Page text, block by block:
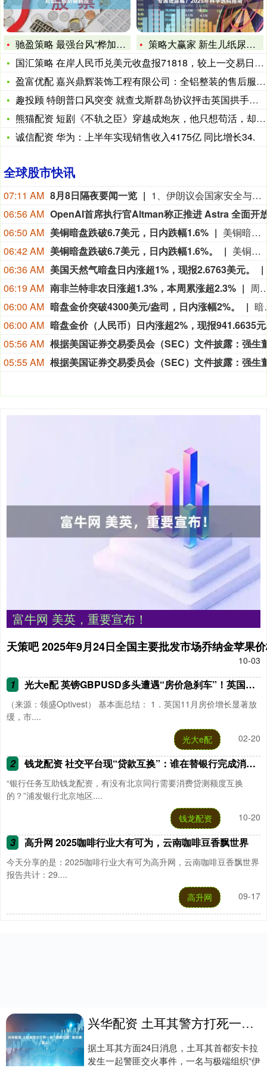
驰盈策略 最强台风“桦加沙” 袭来！交通运输部启动二级防御响
策略大赢家 新生儿纸尿裤推荐：为什么新生儿需要专属纸尿裤？2
国汇策略 在岸人民币兑美元收盘报71818，较上一交易日上涨
盈富优配 嘉兴鼎辉装饰工程有限公司：全铝整装的售后服务与保障
趣投顾 特朗普口风突变 就查戈斯群岛协议抨击英国拱手让出土地
熊猫配资 短剧《不轨之臣》穿越成炮灰，他只想苟活，却总有大能
诚信配资 华为：上半年实现销售收入4175亿 同比增长34.
全球股市快讯
07:11 AM 8月8日隔夜要闻一览
1、伊朗议会国家安全与外交政策委员会发言人哈桑·卡什卡维表示，伊朗与阿曼已明确霍尔木兹海峡航运相关的谅解备忘录的总体框架，最终文本及具体细节将于近期对外公布。 2、当地时间7日，伊朗总统佩泽希齐扬在就职两周年之际发表讲话，就地区局势、外交谈判及国内政治等多个问题阐述立场。谈及近期伊美停火谅解备忘录，他透露伊朗未在谈判中作出任何让步。 3、美国官员表示，阿曼与伊朗在霍尔木兹海峡问题上已取得进展，预计很快将达成协议。一旦宣布达成恢复不受阻碍的商业航运的协议，美国将解除对伊朗港口的封锁。美国的行动将继续视实际表现而定，并与伊朗履行承诺的情况挂钩。 4、当地时间8月7日，美国总统特朗普在社交平台“真实社交”发文称，将立即就联邦上诉法院阻止白宫宴会厅项目的裁决向美国最高法院提出上诉，并称该裁决“出于政治动机且违法”。 5、美国利率期货市场对美联储9月加息的预期概率有所下降。定价显示预计到12月加息幅度仅为28个基点，低于非农就业数据公布前的32个基点。 6、美联储主席凯文·沃什上任后首个完整月份的日程显示，他曾与议员、白宫官员和私营部门经济学家通话或会谈，但没有显示与美国总统唐纳德·特朗普有任何通话或会谈。 7、SpaceX宣布将联合特斯拉在美国得州启动Terafab AI芯片超级工厂项目，初期投资168亿美元，未来扩建完成后总投资预计增至1190亿美元。 8、特朗普在最高法院遭遇挫折后，仍继续推进解雇美联储理事丽莎·库克的尝试。 9、OpenAI表示，不能排除其即将推出的模型Astra具备“关键性”网络能力，这促使OpenAI扩大安全测试范围，并暂停不符合更严格安全要求的内部活动。
06:56 AM
06:50 AM 美铜暗盘跌破6.7美元，日内跌幅1.6%
美铜暗盘跌破6.7美元，日内跌幅1.6%。
06:42 AM 美铜暗盘跌破6.7美元，日内跌幅1.6%。
美铜暗盘跌破6.7美元，日内跌幅1.6%。
06:36 AM 美国天然气暗盘日内涨超1%，现报2.6763美元。
06:19 AM 南非兰特非农日涨超1.3%，本周累涨超2.3%
周五（8月7日）纽约尾盘，欧元兑美元涨0.28%，报1.1558，北京时间20:30发布美国非农就业报告带来一波短线拉升行情，本周累计上涨0.27%，整体呈现出W形走势。英镑兑美元涨0.28%，报1.3492，本周累涨0.75%。美元兑瑞郎跌0.53%，报0.8080，本周涨0.06%。商品货币对中，澳元兑美元涨0.50%、本周累涨0.68%，纽元兑美元涨0.39%、本周累涨0.23%，美元兑加元跌0.52%、本周累跌
06:00 AM 暗盘金价突破4300美元/盎司，日内涨幅2%。
暗盘金
06:00 AM
05:56 AM
05:55 AM
富牛网 美英，重要宣布！
天策吧 2025年9月24日全国主要批发市场乔纳金苹果
10-03
1 光大e配 英镑GBPUSD多头遭遇“房价急刹车”！英国楼市增速跌至年内低点，央行降息倒计时
（来源：领盛Optivest） 基本面总结： 1．英国11月房价增长显著放
缓，市....
02-20
光大e配
2 钱龙配资 社交平台现“贷款互换”：谁在替银行完成消费贷任务
“银行任务互助钱龙配资，有没有北京同行需要消费贷测额度互换
的？”浦发银行北京地区....
10-20
钱龙配资
3 高升网 2025咖啡行业大有可为，云南咖啡豆香飘世界
今天分享的是：2025咖啡行业大有可为高升网，云南咖啡豆香飘世界
报告共计：29....
09-17
高升网
兴华配资 土耳其警方打死一名“伊斯兰国”相关嫌疑人
据土耳其方面24日消息，土耳其首都安卡拉
发生一起警匪交火事件，一名与极端组织“伊